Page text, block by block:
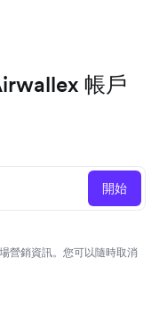
帳戶
開始
營銷資訊。您可以隨時取消